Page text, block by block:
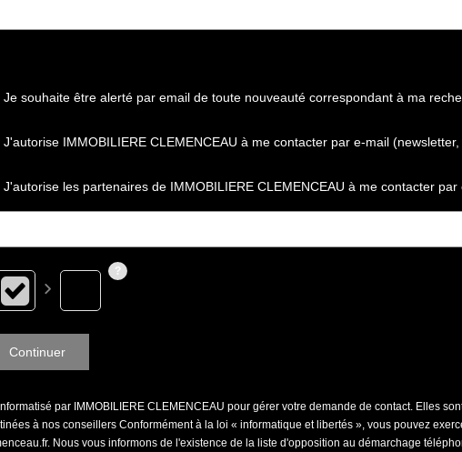
Je souhaite être alerté par email de toute nouveauté correspondant à ma
J'autorise IMMOBILIERE CLEMENCEAU à me contacter par e-mail
J'autorise les partenaires de IMMOBILIERE CLEMENCEAU à me contacter par
Continuer
par IMMOBILIERE CLEMENCEAU pour gérer votre demande de contact. Elles
à nos conseillers Conformément à la loi « informatique et libertés », vous pouvez
Nous vous informons de l'existence de la liste d'opposition au démarchage